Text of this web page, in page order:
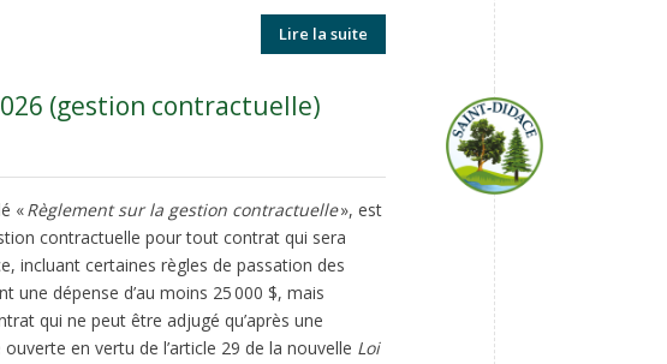
Lire la suite
(gestion contractuelle)
«Règlement sur la gestion contractuelle», est
contractuelle pour tout contrat qui sera
incluant certaines règles de passation des
dépense d’au moins 25 000 $, mais
qui ne peut être adjugé qu’après une
en vertu de l’article 29 de la nouvelle Loi